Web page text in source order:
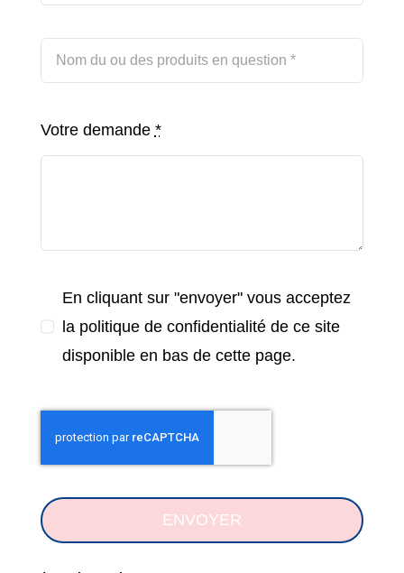
Votre demande *
En cliquant sur "envoyer" vous acceptez
la politique de confidentialité de ce site
disponible en bas de cette page.
ENVOYER